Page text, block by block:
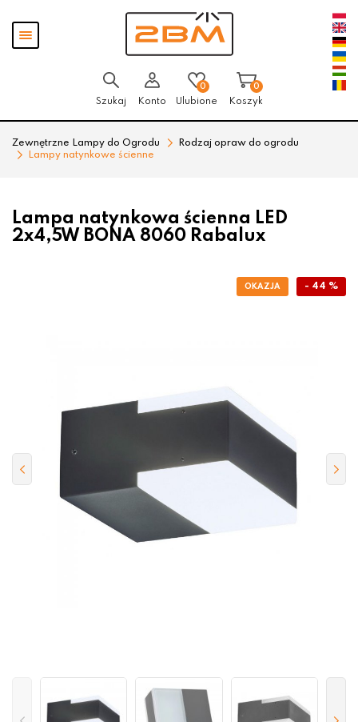
Pokaż
menu
Szukaj Konto
0
Ulubione
0
Koszyk
Zewnętrzne Lampy do Ogrodu
Rodzaj opraw do ogrodu
Lampy natynkowe ścienne
Lampa natynkowa ścienna LED
2x4,5W BONA 8060 Rabalux
- 44 %